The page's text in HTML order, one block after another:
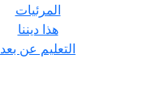
المرئيات
هذا ديننا
التعليم عن بعد